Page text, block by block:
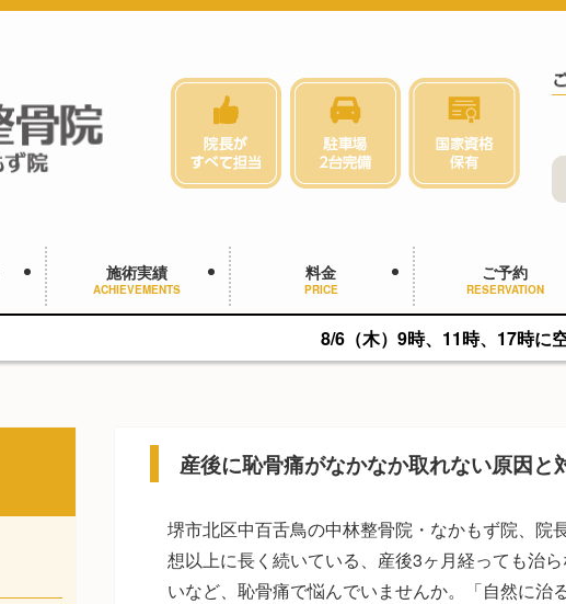
施術実績
ACHIEVEMENTS
料金
PRICE
ご予約
RESERVATION
8/6（木）9時、11時、17時に空きがあります
産後に恥骨痛がなかなか取れない原因と
堺市北区中百舌鳥の中林整骨院・なかもず院、院
想以上に長く続いている、産後3ヶ月経っても治
いなど、恥骨痛で悩んでいませんか。「自然に治